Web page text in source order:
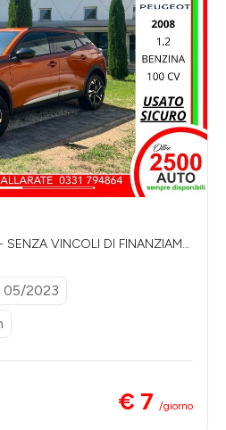
05/2023
€ 7 /giorno